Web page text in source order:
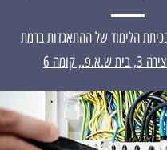
הלימוד של ההתאגדות ברמת
קומה 6